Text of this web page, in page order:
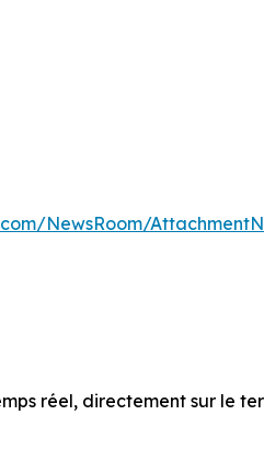
NewsRoom/
réel, directement sur le